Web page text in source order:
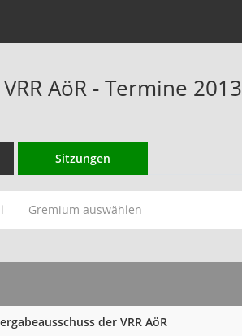
AöR - Termine 2013
Sitzungen
Gremium auswählen
der VRR AöR